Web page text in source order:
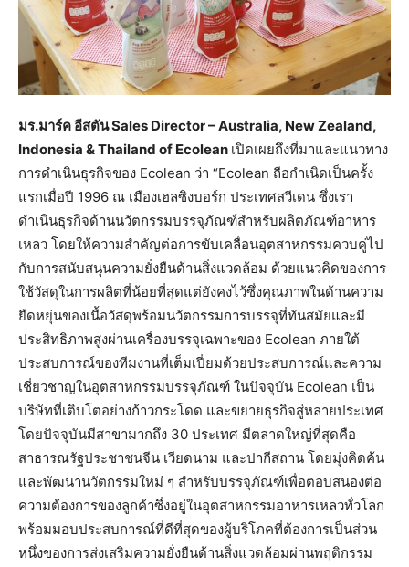
มร.มาร์ค อีสตัน Sales Director – Australia, New Zealand,
Indonesia & Thailand of Ecolean เปิดเผยถึงที่มาและแนวทาง
การดำเนินธุรกิจของ Ecolean ว่า “Ecolean ถือกำเนิดเป็นครั้ง
แรกเมื่อปี 1996 ณ เมืองเฮลซิงบอร์ก ประเทศสวีเดน ซึ่งเรา
ดำเนินธุรกิจด้านนวัตกรรมบรรจุภัณฑ์สำหรับผลิตภัณฑ์อาหาร
เหลว โดยให้ความสำคัญต่อการขับเคลื่อนอุตสาหกรรมควบคู่ไป
กับการสนับสนุนความยั่งยืนด้านสิ่งแวดล้อม ด้วยแนวคิดของการ
ใช้วัสดุในการผลิตที่น้อยที่สุดแต่ยังคงไว้ซึ่งคุณภาพในด้านความ
ยืดหยุ่นของเนื้อวัสดุพร้อมนวัตกรรมการบรรจุที่ทันสมัยและมี
ประสิทธิภาพสูงผ่านเครื่องบรรจุเฉพาะของ Ecolean ภายใต้
ประสบการณ์ของทีมงานที่เต็มเปี่ยมด้วยประสบการณ์และความ
เชี่ยวชาญในอุตสาหกรรมบรรจุภัณฑ์ ในปัจจุบัน Ecolean เป็น
บริษัทที่เติบโตอย่างก้าวกระโดด และขยายธุรกิจสู่หลายประเทศ
โดยปัจจุบันมีสาขามากถึง 30 ประเทศ มีตลาดใหญ่ที่สุดคือ
สาธารณรัฐประชาชนจีน เวียดนาม และปากีสถาน โดยมุ่งคิดค้น
และพัฒนานวัตกรรมใหม่ ๆ สำหรับบรรจุภัณฑ์เพื่อตอบสนองต่อ
ความต้องการของลูกค้าซึ่งอยู่ในอุตสาหกรรมอาหารเหลวทั่วโลก
พร้อมมอบประสบการณ์ที่ดีที่สุดของผู้บริโภคที่ต้องการเป็นส่วน
หนึ่งของการส่งเสริมความยั่งยืนด้านสิ่งแวดล้อมผ่านพฤติกรรม